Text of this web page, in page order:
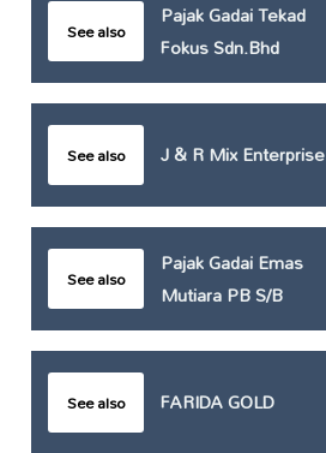
See also
Pajak Gadai Tekad
Fokus Sdn.Bhd
See also J & R Mix Enterprise
See also
Pajak Gadai Emas
Mutiara PB S/B
See also FARIDA GOLD